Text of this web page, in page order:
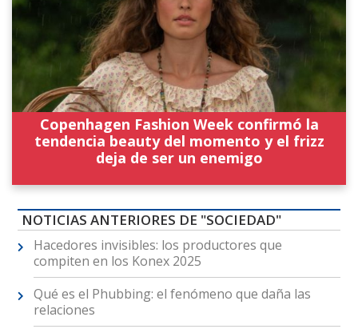
Copenhagen Fashion Week confirmó la
tendencia beauty del momento y el frizz
deja de ser un enemigo
NOTICIAS ANTERIORES DE "SOCIEDAD"
Hacedores invisibles: los productores que
compiten en los Konex 2025
Qué es el Phubbing: el fenómeno que daña las
relaciones